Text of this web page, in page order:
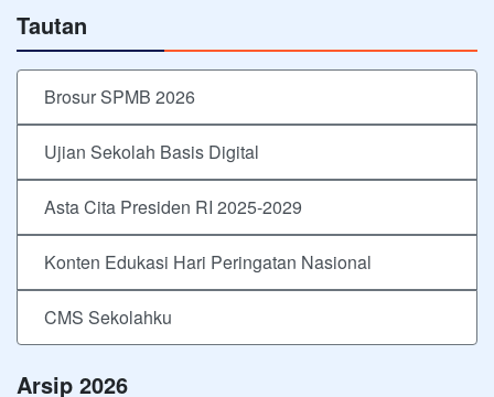
Tautan
Brosur SPMB 2026
Ujian Sekolah Basis Digital
Asta Cita Presiden RI 2025-2029
Konten Edukasi Hari Peringatan Nasional
CMS Sekolahku
Arsip 2026